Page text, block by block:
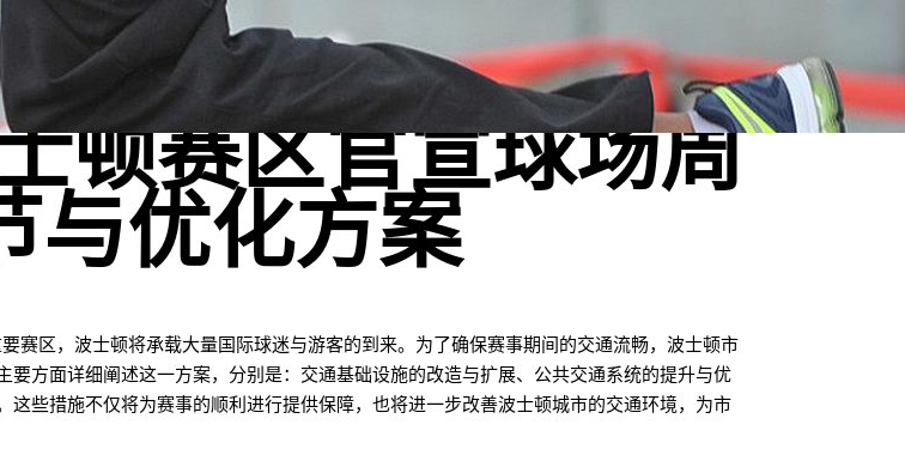
顿赛区官宣球场周
与优化方案
赛区，波士顿将承载大量国际球迷与游客的到来。为了确保赛事期间的交通流畅，波士顿市
方面详细阐述这一方案，分别是：交通基础设施的改造与扩展、公共交通系统的提升与优
些措施不仅将为赛事的顺利进行提供保障，也将进一步改善波士顿城市的交通环境，为市